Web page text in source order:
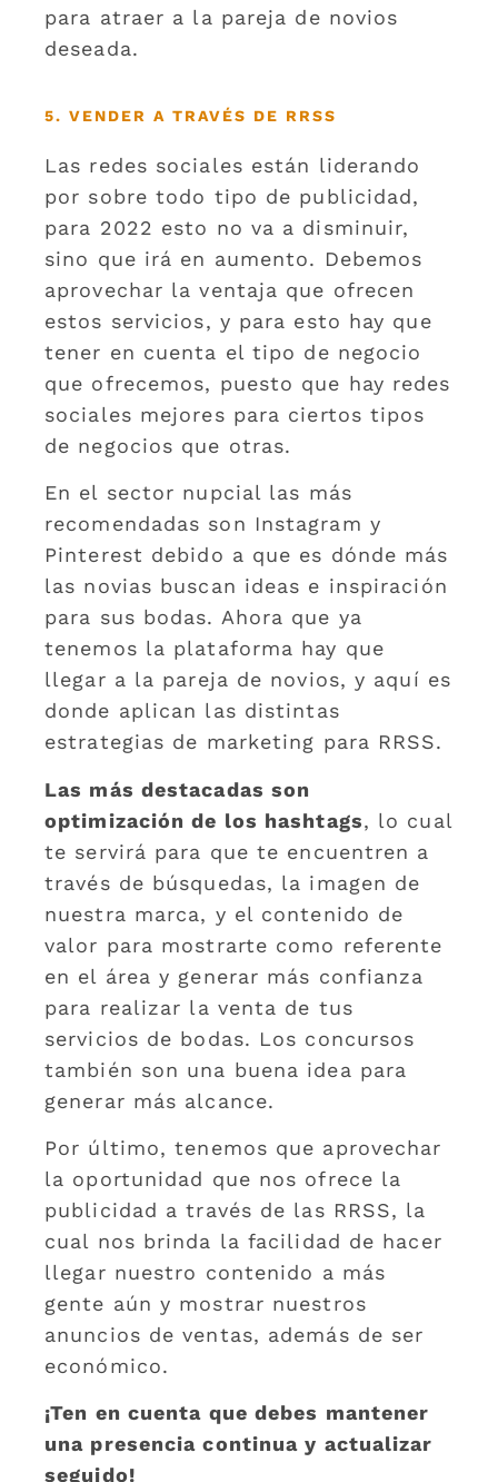
para atraer a la pareja de novios
deseada.
5. VENDER A TRAVÉS DE RRSS
Las redes sociales están liderando
por sobre todo tipo de publicidad,
para 2022 esto no va a disminuir,
sino que irá en aumento. Debemos
aprovechar la ventaja que ofrecen
estos servicios, y para esto hay que
tener en cuenta el tipo de negocio
que ofrecemos, puesto que hay redes
sociales mejores para ciertos tipos
de negocios que otras.
En el sector nupcial las más
recomendadas son Instagram y
Pinterest debido a que es dónde más
las novias buscan ideas e inspiración
para sus bodas. Ahora que ya
tenemos la plataforma hay que
llegar a la pareja de novios, y aquí es
donde aplican las distintas
estrategias de marketing para RRSS.
Las más destacadas son
optimización de los hashtags, lo cual
te servirá para que te encuentren a
través de búsquedas, la imagen de
nuestra marca, y el contenido de
valor para mostrarte como referente
en el área y generar más confianza
para realizar la venta de tus
servicios de bodas. Los concursos
también son una buena idea para
generar más alcance.
Por último, tenemos que aprovechar
la oportunidad que nos ofrece la
publicidad a través de las RRSS, la
cual nos brinda la facilidad de hacer
llegar nuestro contenido a más
gente aún y mostrar nuestros
anuncios de ventas, además de ser
económico.
¡Ten en cuenta que debes mantener
una presencia continua y actualizar
seguido!